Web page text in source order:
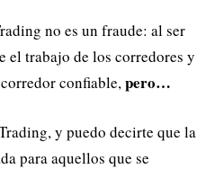
no es un fraude: al ser
el trabajo de los corredores y
confiable, pero…
y puedo decirte que la
para aquellos que se